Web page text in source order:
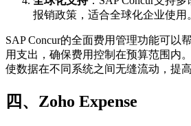
报销政策，适合全球化企业使用
SAP Concur的全面费用管理功能可以
用支出，确保费用控制在预算范围内
使数据在不同系统之间无缝流动，提
四、Zoho Expense